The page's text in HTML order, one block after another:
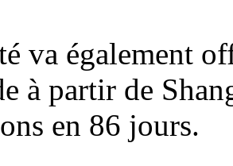
va également
à partir de
en 86 jours.